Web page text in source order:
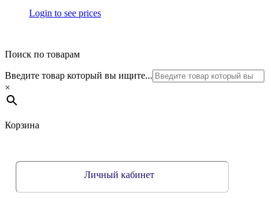
Login to see prices
Поиск по товарам
Введите товар который вы ищите...
×
Корзина
Личный кабинет